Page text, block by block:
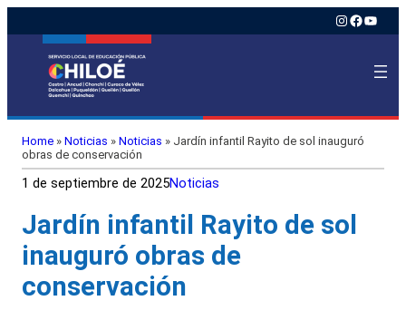
Instagram
Home » Noticias » Noticias » Jardín infantil Rayito de sol inauguró
obras de conservación
1 de septiembre de 2025Noticias
Jardín infantil Rayito de sol
inauguró obras de
conservación